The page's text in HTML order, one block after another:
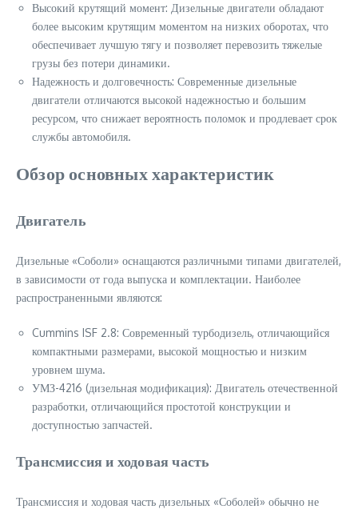
Высокий крутящий момент: Дизельные двигатели обладают
более высоким крутящим моментом на низких оборотах, что
обеспечивает лучшую тягу и позволяет перевозить тяжелые
грузы без потери динамики.
Надежность и долговечность: Современные дизельные
двигатели отличаются высокой надежностью и большим
ресурсом, что снижает вероятность поломок и продлевает срок
службы автомобиля.
Обзор основных характеристик
Двигатель
Дизельные «Соболи» оснащаются различными типами двигателей,
в зависимости от года выпуска и комплектации. Наиболее
распространенными являются:
Cummins ISF 2.8: Современный турбодизель, отличающийся
компактными размерами, высокой мощностью и низким
уровнем шума.
УМЗ-4216 (дизельная модификация): Двигатель отечественной
разработки, отличающийся простотой конструкции и
доступностью запчастей.
Трансмиссия и ходовая часть
Трансмиссия и ходовая часть дизельных «Соболей» обычно не